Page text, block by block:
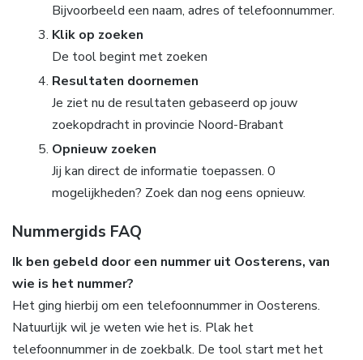
Bijvoorbeeld een naam, adres of telefoonnummer.
Klik op zoeken
De tool begint met zoeken
Resultaten doornemen
Je ziet nu de resultaten gebaseerd op jouw
zoekopdracht in provincie Noord-Brabant
Opnieuw zoeken
Jij kan direct de informatie toepassen. 0
mogelijkheden? Zoek dan nog eens opnieuw.
Nummergids FAQ
Ik ben gebeld door een nummer uit Oosterens, van
wie is het nummer?
Het ging hierbij om een telefoonnummer in Oosterens.
Natuurlijk wil je weten wie het is. Plak het
telefoonnummer in de zoekbalk. De tool start met het